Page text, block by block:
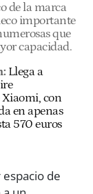
de la marca
importante
que
capacidad.
Llega a
con
en apenas
570 euros